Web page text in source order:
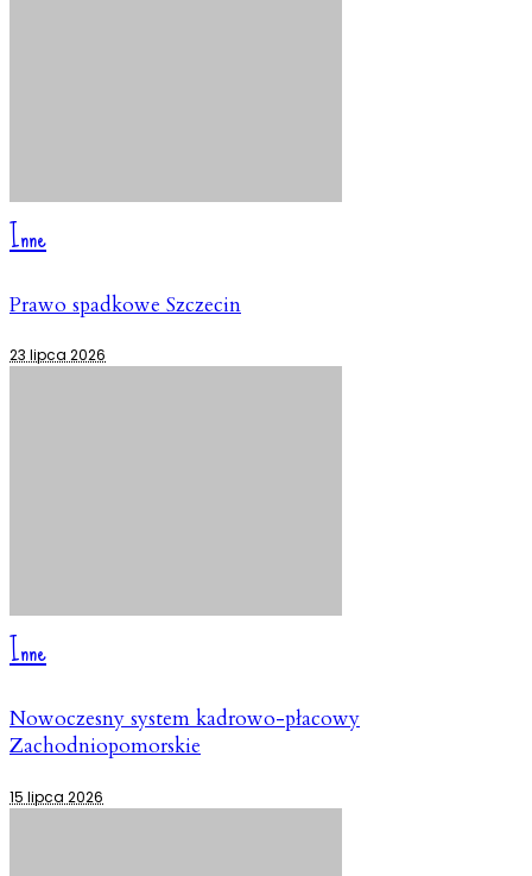
Inne
Prawo spadkowe Szczecin
23 lipca 2026
Inne
Nowoczesny system kadrowo-płacowy
Zachodniopomorskie
15 lipca 2026